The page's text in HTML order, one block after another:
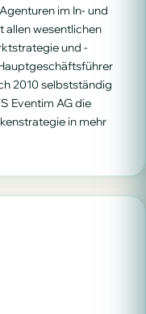
im In- und
allen wesentlichen
und -
2010 selbstständig
Eventim AG die
in mehr